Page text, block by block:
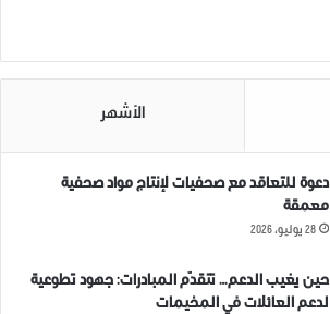
الأشهر
دعوة للتعاقد مع صحفيات لإنتاج مواد صحفية
معمقة
28 يوليو، 2026
حين يغيب الدعم… تتقدّم المبادرات: جهود تطوعية
لدعم العائلات في المخيمات